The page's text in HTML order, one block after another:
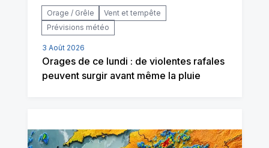
Orage / Grêle
Vent et tempête
Prévisions météo
3 Août 2026
Orages de ce lundi : de violentes rafales
peuvent surgir avant même la pluie